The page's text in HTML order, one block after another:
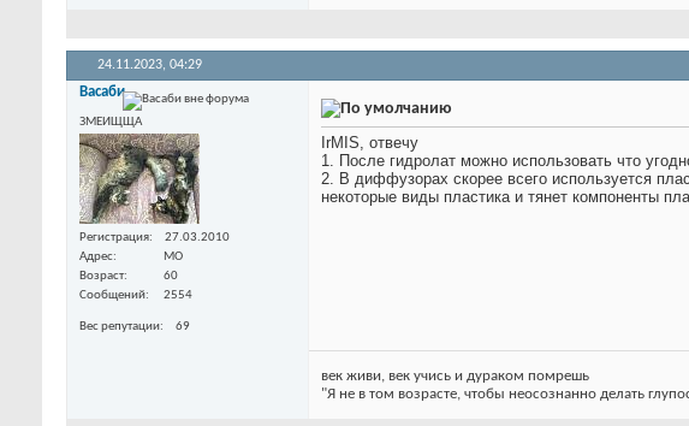
24.11.2023, 04:29
Васаби
ЗМЕИЩЩА
Регистрация
27.03.2010
Адрес
МО
Возраст
60
Сообщений
2554
Вес репутации 69
IrMIS, отвечу
1. После гидролат можно использовать что
2. В диффузорах скорее всего используется
некоторые виды пластика и тянет компоненты
век живи, век учись и дураком помрешь
"Я не в том возрасте, чтобы неосознанно делать